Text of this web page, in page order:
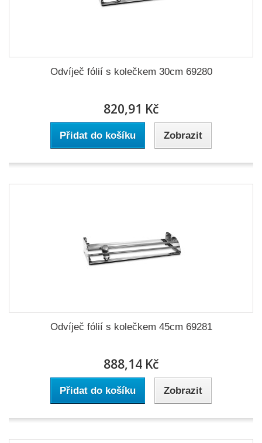
Odvíječ fólií s kolečkem 30cm 69280
820,91 Kč
Přidat do košíku Zobrazit
Odvíječ fólií s kolečkem 45cm 69281
888,14 Kč
Přidat do košíku Zobrazit